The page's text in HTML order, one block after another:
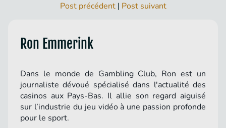
Post précédent| Post suivant
Ron Emmerink
Dans le monde de Gambling Club, Ron est un
journaliste dévoué spécialisé dans l'actualité des
casinos aux Pays-Bas. Il allie son regard aiguisé
sur l’industrie du jeu vidéo à une passion profonde
pour le sport.